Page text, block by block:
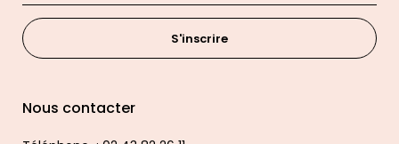
S'inscrire
Nous contacter